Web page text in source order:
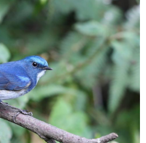
PLANÈTE
DOCUMENTS
PHOTOS